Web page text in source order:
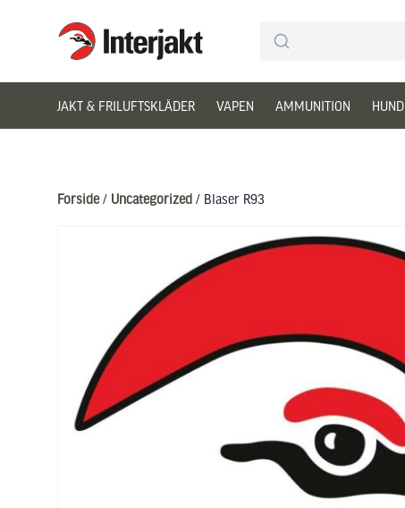
Interjakt DK
JAKT & FRILUFTSKLÄDER VAPEN AMMUNITION HUND
Forside/ Uncategorized / Blaser R93